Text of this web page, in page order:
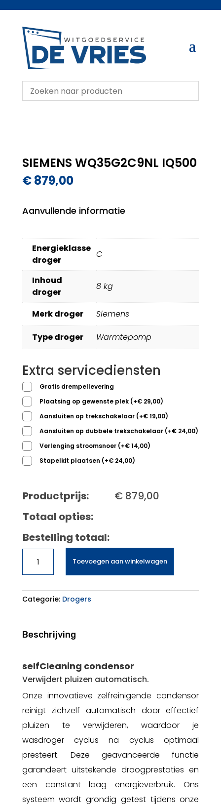
SIEMENS WQ35G2C9NL IQ500
€879,00
Aanvullende informatie
Energieklasse
droger
C
Inhoud
droger
8 kg
Merk droger Siemens
Type droger Warmtepomp
Extra servicediensten
Gratis drempellevering
Plaatsing op gewenste plek (+€29,00)
Aansluiten op trekschakelaar (+€19,00)
Aansluiten op dubbele trekschakelaar (+€24,00)
Verlenging stroomsnoer (+€14,00)
Stapelkit plaatsen (+€24,00)
Productprijs: €879,00
Totaal opties:
Bestelling totaal:
WQ35G2C9NL
IQ500
aantal
Toevoegen aan winkelwagen
Categorie: Drogers
Beschrijving
selfCleaning condensor
Verwijdert pluizen automatisch.
Onze innovatieve zelfreinigende condensor
reinigt zichzelf automatisch door effectief
pluizen te verwijderen, waardoor je
wasdroger cyclus na cyclus optimaal
presteert. Deze geavanceerde functie
garandeert uitstekende droogprestaties en
een constant laag energieverbruik. Ons
systeem wordt grondig getest tijdens onze